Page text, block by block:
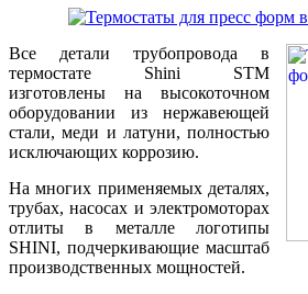
Все детали трубопровода в
термостате Shini STM
изготовлены на высокоточном
оборудовании из нержавеющей
стали, меди и латуни, полностью
исключающих коррозию.
На многих применяемых деталях,
трубах, насосах и электромоторах
отлиты в металле логотипы
SHINI, подчеркивающие масштаб
производственных мощностей.